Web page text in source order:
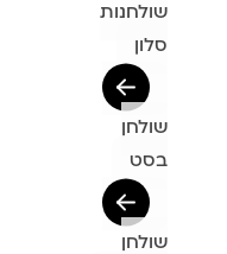
שולחנות
סלון
שולחן
בסט
שולחן